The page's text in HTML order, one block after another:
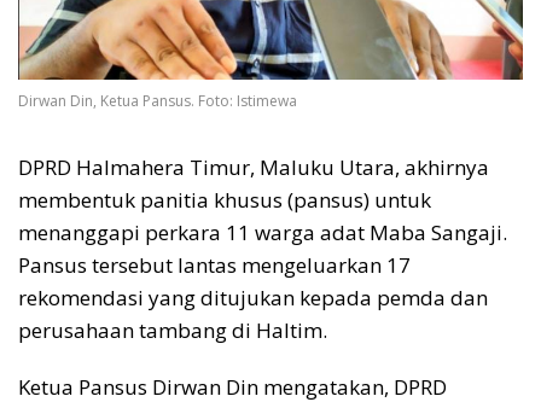
Dirwan Din, Ketua Pansus. Foto: Istimewa
DPRD Halmahera Timur, Maluku Utara, akhirnya
membentuk panitia khusus (pansus) untuk
menanggapi perkara 11 warga adat Maba Sangaji.
Pansus tersebut lantas mengeluarkan 17
rekomendasi yang ditujukan kepada pemda dan
perusahaan tambang di Haltim.
Ketua Pansus Dirwan Din mengatakan, DPRD